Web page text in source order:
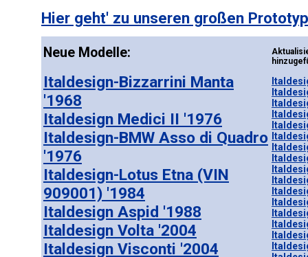
Hier geht' zu unseren großen
Neue Modelle:
Italdesign-Bizzarrini Manta
'1968
Italdesign Medici II '1976
Italdesign-BMW Asso di Quadro
'1976
Italdesign-Lotus Etna (VIN
909001) '1984
Italdesign Aspid '1988
Italdesign Volta '2004
Italdesign Visconti '2004